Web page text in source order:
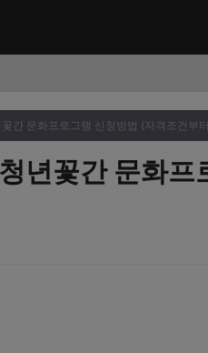
간 문화프로그램 신청방법 (자격조건부
년꽃간 문화프